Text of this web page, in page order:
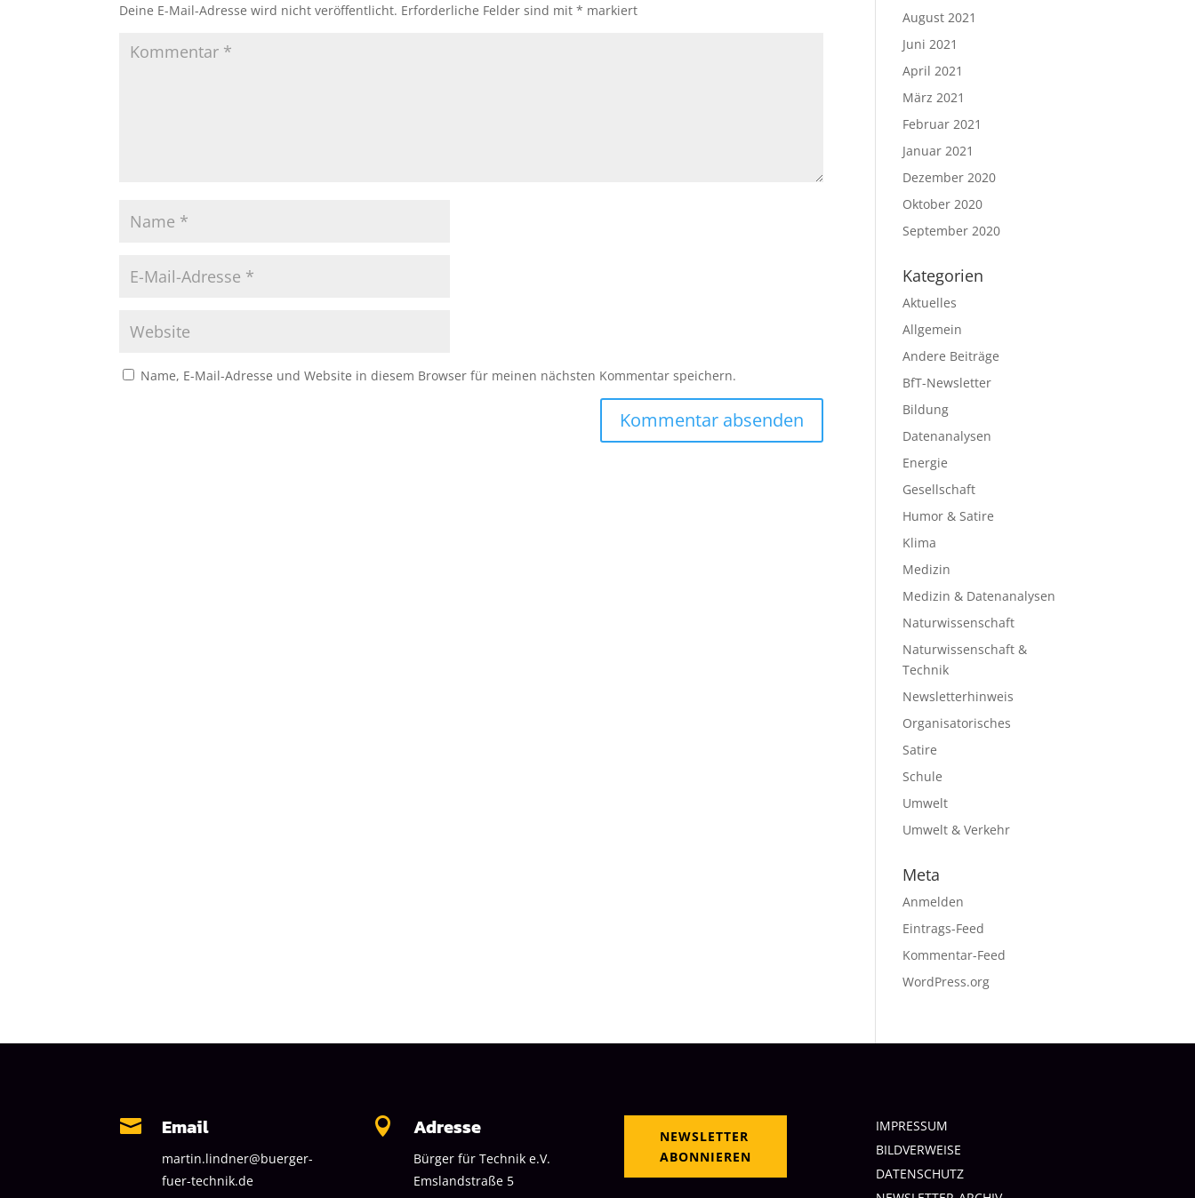
Deine E-Mail-Adresse wird nicht veröffentlicht. Erforderliche Felder sind mit* markiert
Name, E-Mail-Adresse und Website in diesem Browser für meinen nächsten Kommentar speichern.
August 2021
Juni 2021
April 2021
März 2021
Februar 2021
Januar 2021
Dezember 2020
Oktober 2020
September 2020
Kategorien
Aktuelles
Allgemein
Andere Beiträge
BfT-Newsletter
Bildung
Datenanalysen
Energie
Gesellschaft
Humor & Satire
Klima
Medizin
Medizin & Datenanalysen
Naturwissenschaft
Naturwissenschaft &
Technik
Newsletterhinweis
Organisatorisches
Satire
Schule
Umwelt
Umwelt & Verkehr
Meta
Anmelden
Eintrags-Feed
Kommentar-Feed
WordPress.org
 Email
martin.lindner@buerger-
fuer-technik.de
 Adresse
Bürger für Technik e.V.
Emslandstraße 5
NEWSLETTER
ABONNIEREN
IMPRESSUM
BILDVERWEISE
DATENSCHUTZ